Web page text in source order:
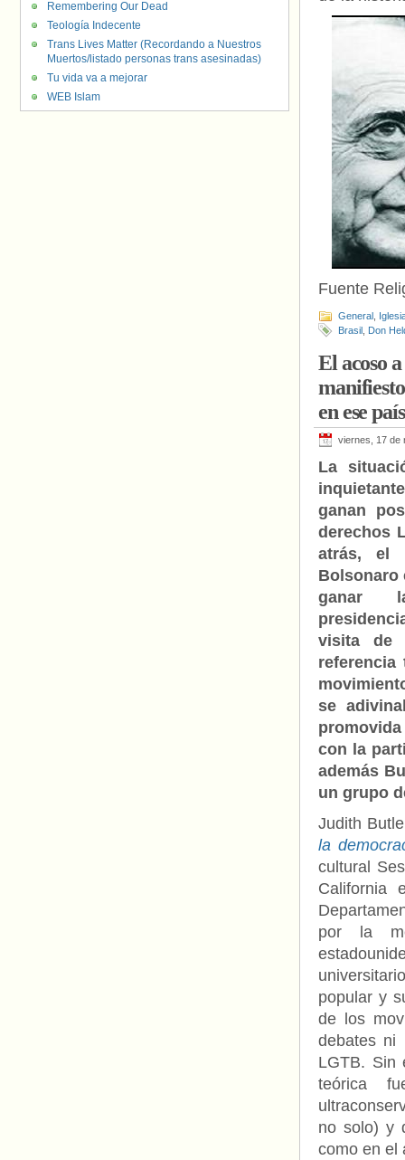
Fuente
General
Brasil Don
El acoso
en ese país
viernes, 17 de
La
ganan
derechos
atrás, el
Bolsonaro
ganar
visita de
se
con la
además
un grupo
Judith
la
cultural
California
por la
popular y
de los
debates ni
LGTB. Sin
teórica
no solo) y
como en el
Remembering Our Dead
Teología Indecente
Trans Lives Matter (Recordando a Nuestros
Muertos/listado personas trans asesinadas)
Tu vida va a mejorar
WEB Islam